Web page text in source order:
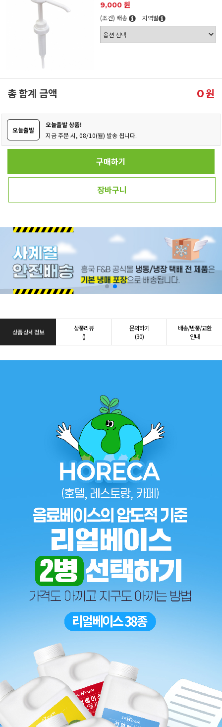
9,000 원
(조건) 배송 지역별
총 합계 금액 0원
오늘출발
오늘출발 상품!
지금 주문 시, 08/10(월) 발송 됩니다.
구매하기
장바구니
상품 상세 정보
상품리뷰
()
문의하기
(30)
배송/반품/교환
안내